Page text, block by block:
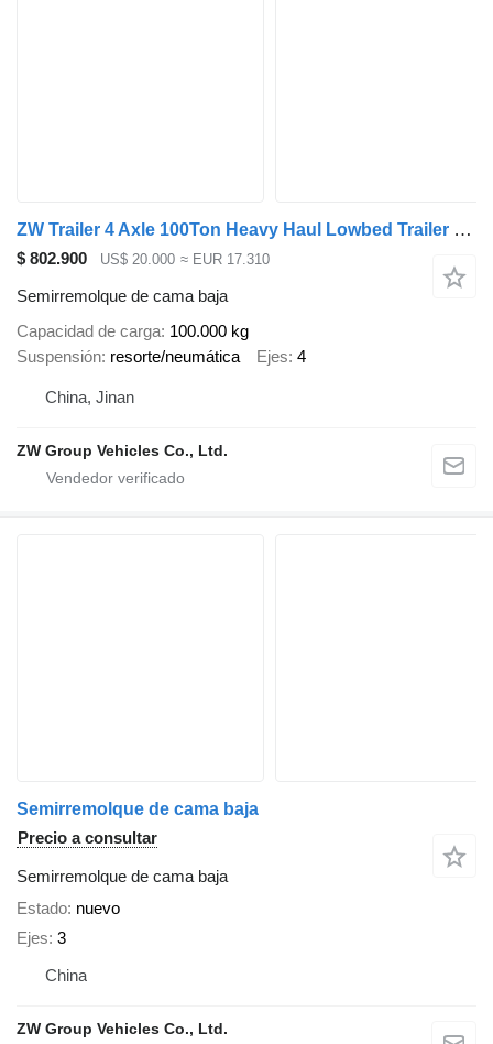
ZW Trailer 4 Axle 100Ton Heavy Haul Lowbed Trailer For Botswana
$ 802.900 US$ 20.000 ≈ EUR 17.310
Semirremolque de cama baja
Capacidad de carga 100.000 kg
Suspensión resorte/neumática Ejes 4
China, Jinan
ZW Group Vehicles Co., Ltd.
Semirremolque de cama baja
Precio a consultar
Semirremolque de cama baja
Estado nuevo
Ejes 3
China
ZW Group Vehicles Co., Ltd.